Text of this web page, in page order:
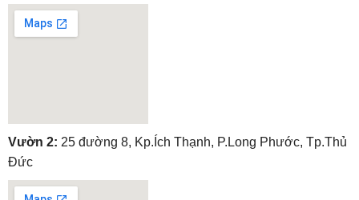
embedgooglemap.net
Vườn 2: 25 đường 8, Kp.Ích Thạnh, P.Long Phước, Tp.Thủ
Đức